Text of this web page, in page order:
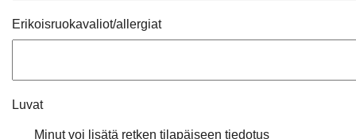
Erikoisruokavaliot/allergiat
Luvat
Minut voi lisätä retken tilapäiseen tiedotus